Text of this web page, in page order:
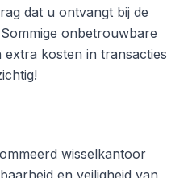
dat u ontvangt bij de
onbetrouwbare
kosten in transacties
wisselkantoor
en veiligheid van